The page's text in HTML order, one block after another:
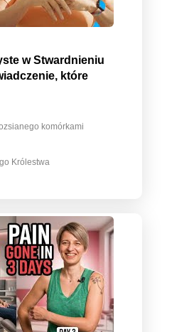
w Stwardnieniu
które
komórkami
Królestwa